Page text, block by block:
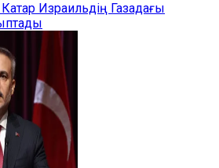
Израильдің Газадағы